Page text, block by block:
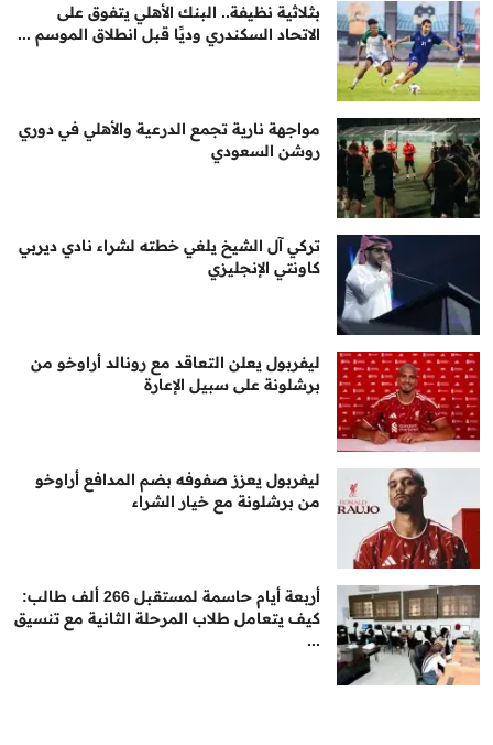
بثلاثية نظيفة.. البنك الأهلي يتفوق على
الاتحاد السكندري وديًا قبل انطلاق الموسم ...
مواجهة نارية تجمع الدرعية والأهلي في دوري
روشن السعودي
تركي آل الشيخ يلغي خطته لشراء نادي ديربي
كاونتي الإنجليزي
ليفربول يعلن التعاقد مع رونالد أراوخو من
برشلونة على سبيل الإعارة
ليفربول يعزز صفوفه بضم المدافع أراوخو
من برشلونة مع خيار الشراء
أربعة أيام حاسمة لمستقبل 266 ألف طالب:
كيف يتعامل طلاب المرحلة الثانية مع تنسيق
...